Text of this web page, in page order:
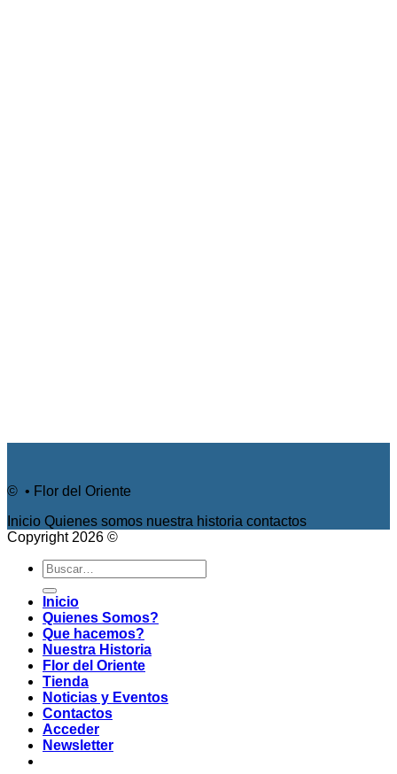
© • Flor del Oriente
Inicio Quienes somos nuestra historia contactos
Copyright 2026 ©
Buscar
por:
Inicio
Quienes Somos?
Que hacemos?
Nuestra Historia
Flor del Oriente
Tienda
Noticias y Eventos
Contactos
Acceder
Newsletter